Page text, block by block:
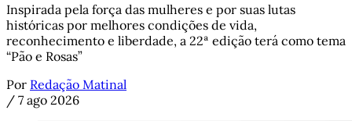
Inspirada pela força das mulheres e por suas lutas
históricas por melhores condições de vida,
reconhecimento e liberdade, a 22ª edição terá como tema
“Pão e Rosas”
Por Redação Matinal
/ 7 ago 2026